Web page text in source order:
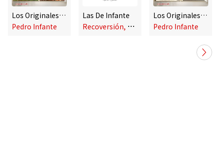
Los Originales Vol. 7
Pedro Infante
Las De Infante
R
ecoversión, Pedro Infante
Los Originales Vol. 3
Pedro Infante